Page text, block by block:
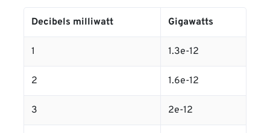
Decibels milliwatt Gigawatts
1 1.3e-12
2 1.6e-12
3 2e-12